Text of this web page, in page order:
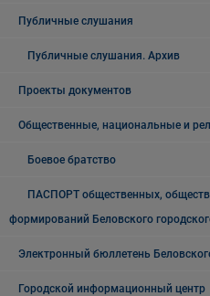
Публичные слушания
Публичные слушания. Архив
Проекты документов
Общественные, национальные и
Боевое братство
ПАСПОРТ общественных,
формирований Беловского
Электронный бюллетень
Городской информационный центр